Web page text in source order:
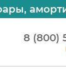
8 (800)